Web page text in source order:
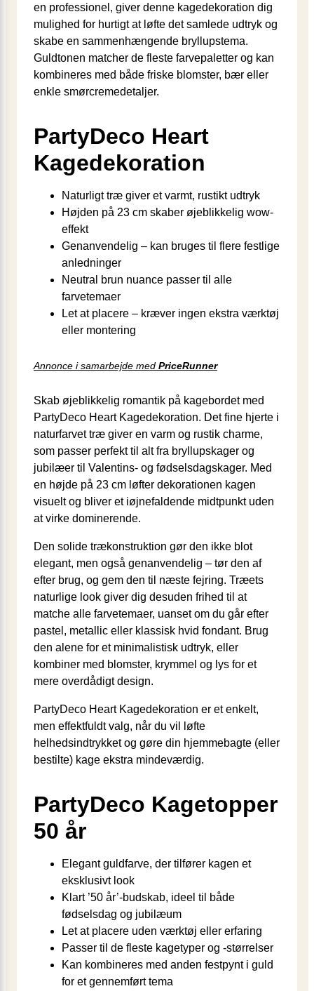
en professionel, giver denne kagedekoration dig
mulighed for hurtigt at løfte det samlede udtryk og
skabe en sammenhængende bryllupstema.
Guldtonen matcher de fleste farvepaletter og kan
kombineres med både friske blomster, bær eller
enkle smørcremedetaljer.
PartyDeco Heart
Kagedekoration
Naturligt træ giver et varmt, rustikt udtryk
Højden på 23 cm skaber øjeblikkelig wow-
effekt
Genanvendelig – kan bruges til flere festlige
anledninger
Neutral brun nuance passer til alle
farvetemaer
Let at placere – kræver ingen ekstra værktøj
eller montering
Annonce i samarbejde med PriceRunner
Skab øjeblikkelig romantik på kagebordet med
PartyDeco Heart Kagedekoration. Det fine hjerte i
naturfarvet træ giver en varm og rustik charme,
som passer perfekt til alt fra bryllupskager og
jubilæer til Valentins- og fødselsdagskager. Med
en højde på 23 cm løfter dekorationen kagen
visuelt og bliver et iøjnefaldende midtpunkt uden
at virke dominerende.
Den solide trækonstruktion gør den ikke blot
elegant, men også genanvendelig – tør den af
efter brug, og gem den til næste fejring. Træets
naturlige look giver dig desuden frihed til at
matche alle farvetemaer, uanset om du går efter
pastel, metallic eller klassisk hvid fondant. Brug
den alene for et minimalistisk udtryk, eller
kombiner med blomster, krymmel og lys for et
mere overdådigt design.
PartyDeco Heart Kagedekoration er et enkelt,
men effektfuldt valg, når du vil løfte
helhedsindtrykket og gøre din hjemmebagte (eller
bestilte) kage ekstra mindeværdig.
PartyDeco Kagetopper
50 år
Elegant guldfarve, der tilfører kagen et
eksklusivt look
Klart ’50 år’-budskab, ideel til både
fødselsdag og jubilæum
Let at placere uden værktøj eller erfaring
Passer til de fleste kagetyper og -størrelser
Kan kombineres med anden festpynt i guld
for et gennemført tema